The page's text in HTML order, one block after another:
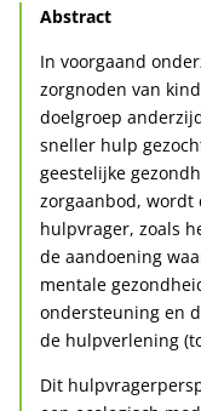
Abstract
In voorgaand
zorgnoden van
doelgroep
sneller hulp
geestelijke
zorgaanbod, wordt
hulpvrager, zoals
de aandoening
mentale
ondersteuning en
de hulpverlening
Dit